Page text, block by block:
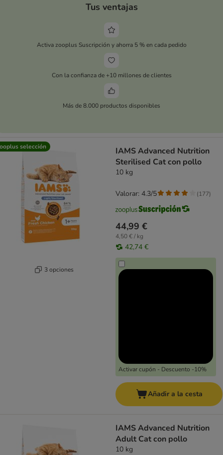
Tus ventajas
Activa zooplus Suscripción y ahorra 5 % en cada pedido
Con la confianza de +10 millones de clientes
Más de 8.000 productos disponibles
selección
3 opciones
IAMS Advanced Nutrition
Sterilised Cat con pollo
10 kg
44,99 €
4,50 € / kg
42,74 €
Activar cupón - Descuento -10%
Valorar: 4.3/5 (177)
Añadir a la cesta
IAMS Advanced Nutrition
Adult Cat con pollo
10 kg